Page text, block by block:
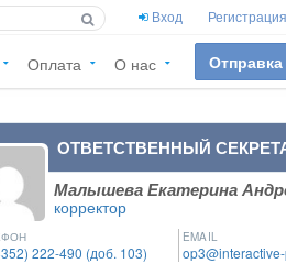
Вход Регистрация
Оплата О нас Отправка
ОТВЕТСТВЕННЫЙ
Малышева Екатерина
корректор
222-490 (доб. 103)
EMAIL